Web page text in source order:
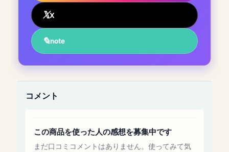
X
note
コメント
この商品を使った人の感想を募集中です
まだ口コミコメントはありません。使ってみて気